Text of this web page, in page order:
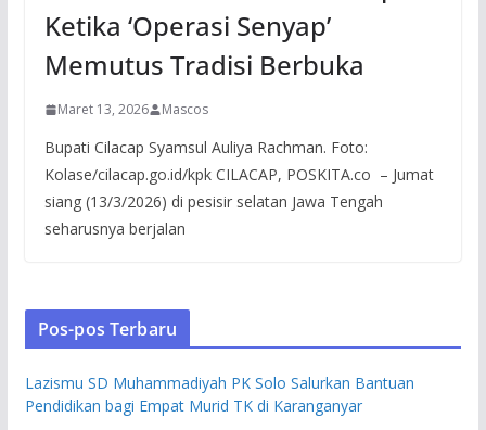
Ketika ‘Operasi Senyap’
Memutus Tradisi Berbuka
Maret 13, 2026 Mascos
Bupati Cilacap Syamsul Auliya Rachman. Foto:
Kolase/cilacap.go.id/kpk CILACAP, POSKITA.co – Jumat
siang (13/3/2026) di pesisir selatan Jawa Tengah
seharusnya berjalan
Pos-pos Terbaru
Lazismu SD Muhammadiyah PK Solo Salurkan Bantuan
Pendidikan bagi Empat Murid TK di Karanganyar